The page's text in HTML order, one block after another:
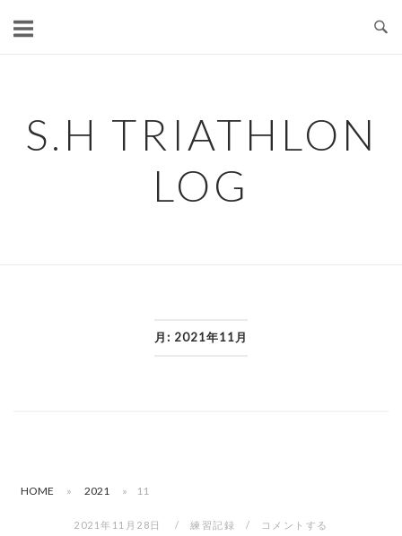
S.H TRIATHLON
LOG
月: 2021年11月
HOME » 2021 » 11
2021年11月28日 練習記録 コメントする